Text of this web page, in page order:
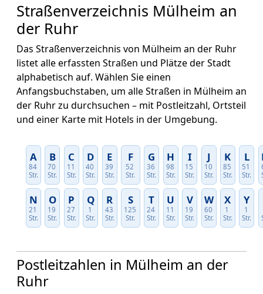
Straßenverzeichnis Mülheim an
der Ruhr
Das Straßenverzeichnis von Mülheim an der Ruhr
listet alle erfassten Straßen und Plätze der Stadt
alphabetisch auf. Wählen Sie einen
Anfangsbuchstaben, um alle Straßen in Mülheim an
der Ruhr zu durchsuchen – mit Postleitzahl, Ortsteil
und einer Karte mit Hotels in der Umgebung.
A
84
Str.
B
70
Str.
C
11
Str.
D
40
Str.
E
39
Str.
F
52
Str.
G
36
Str.
H
98
Str.
I
15
Str.
J
10
Str.
K
85
Str.
L
51
Str.
N
21
Str.
O
19
Str.
P
27
Str.
Q
1
Str.
R
43
Str.
S
125
Str.
T
24
Str.
U
11
Str.
V
19
Str.
W
60
Str.
X
1
Str.
Y
1
Str.
Postleitzahlen in Mülheim an der
Ruhr